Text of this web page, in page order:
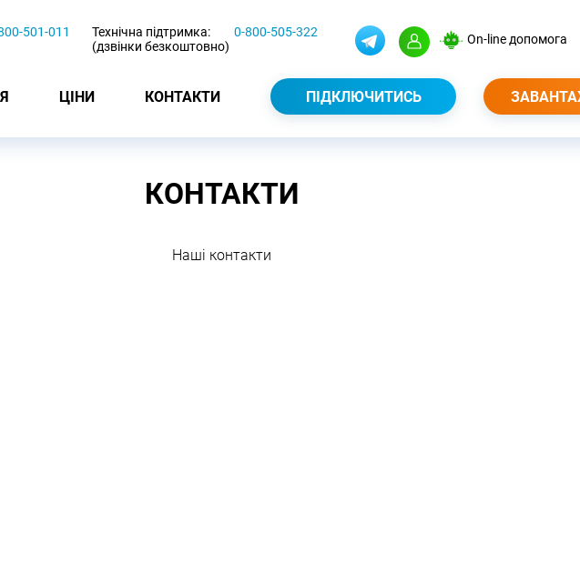
501-011
Технічна підтримка:
(дзвінки безкоштовно)
0-800-505-322 On-line допомога
ЦІНИ КОНТАКТИ ПІДКЛЮЧИТИСЬ
КОНТАКТИ
Нашi контакти